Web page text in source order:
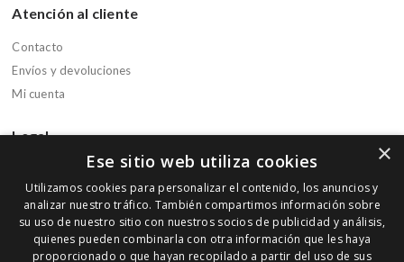
Atención al cliente
Contacto
Envíos y devoluciones
Mi cuenta
Legal
Política de privacidad
Política de cookies
Condiciones de compra
×
Ese sitio web utiliza cookies
Utilizamos cookies para personalizar el contenido, los anuncios y
analizar nuestro tráfico. También compartimos información sobre
su uso de nuestro sitio con nuestros socios de publicidad y análisis,
quienes pueden combinarla con otra información que les haya
proporcionado o que hayan recopilado a partir del uso de sus